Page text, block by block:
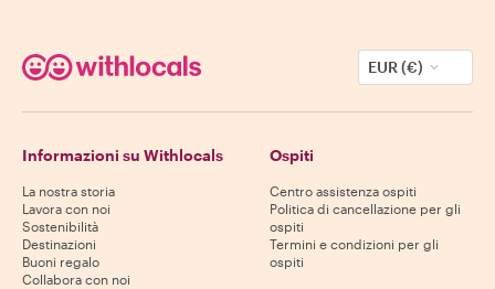
EUR (€)
Informazioni su Withlocals
La nostra storia
Lavora con noi
Sostenibilità
Destinazioni
Buoni regalo
Collabora con noi
Ospiti
Centro assistenza ospiti
Politica di cancellazione per gli
ospiti
Termini e condizioni per gli
ospiti